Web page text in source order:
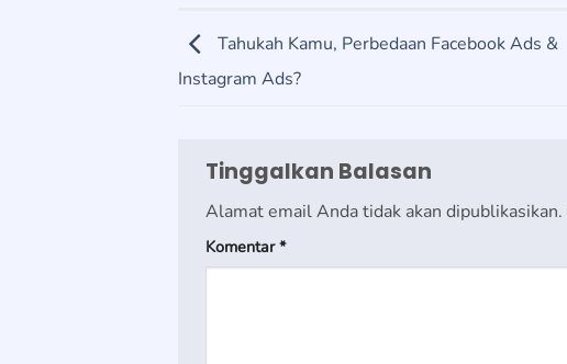
Tahukah Kamu, Perbedaan Facebook Ads &
Instagram Ads?
Tinggalkan Balasan
Alamat email Anda tidak akan dipublikasikan.
Komentar*